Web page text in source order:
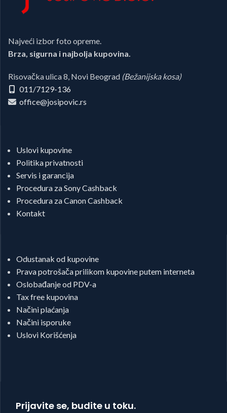
Najveći izbor foto opreme.
Brza, sigurna i najbolja kupovina.
Risovačka ulica 8, Novi Beograd (Bežanijska kosa)
011/7129-136
office@josipovic.rs
Uslovi kupovine
Politika privatnosti
Servis i garancija
Procedura za Sony Cashback
Procedura za Canon Cashback
Kontakt
Odustanak od kupovine
Prava potrošača prilikom kupovine putem interneta
Oslobađanje od PDV-a
Tax free kupovina
Načini plaćanja
Načini isporuke
Uslovi Korišćenja
Prijavite se, budite u toku.